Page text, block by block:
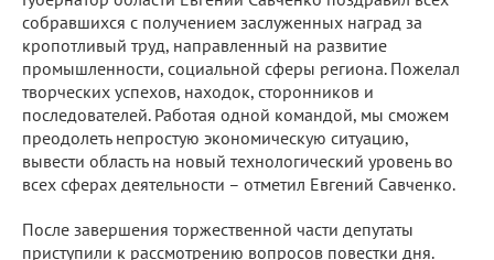
собравшихся с получением заслуженных наград за
кропотливый труд, направленный на развитие
промышленности, социальной сферы региона. Пожелал
творческих успехов, находок, сторонников и
последователей. Работая одной командой, мы сможем
преодолеть непростую экономическую ситуацию,
вывести область на новый технологический уровень во
всех сферах деятельности – отметил Евгений Савченко.
После завершения торжественной части депутаты
приступили к рассмотрению вопросов повестки дня.